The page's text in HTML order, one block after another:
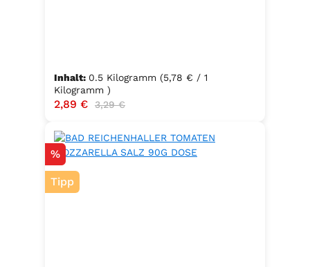
Inhalt: 0.5 Kilogramm (5,78 € / 1
Kilogramm )
Verkaufspreis:
2,89 € Regulärer Preis:
3,29 €
Rabatt
%
Tipp